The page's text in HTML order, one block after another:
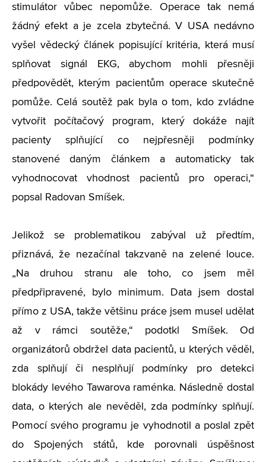
stimulátor vůbec nepomůže. Operace tak nemá
žádný efekt a je zcela zbytečná. V USA nedávno
vyšel vědecký článek popisující kritéria, která musí
splňovat signál EKG, abychom mohli přesněji
předpovědět, kterým pacientům operace skutečně
pomůže. Celá soutěž pak byla o tom, kdo zvládne
vytvořit počítačový program, který dokáže najít
pacienty splňující co nejpřesněji podmínky
stanovené daným článkem a automaticky tak
vyhodnocovat vhodnost pacientů pro operaci,“
popsal Radovan Smíšek.
Jelikož se problematikou zabýval už předtím,
přiznává, že nezačínal takzvaně na zelené louce.
„Na druhou stranu ale toho, co jsem měl
předpřipravené, bylo minimum. Data jsem dostal
přímo z USA, takže většinu práce jsem musel udělat
až v rámci soutěže,“ podotkl Smíšek. Od
organizátorů obdržel data pacientů, u kterých věděl,
zda splňují či nesplňují podmínky pro detekci
blokády levého Tawarova raménka. Následně dostal
data, o kterých ale nevěděl, zda podmínky splňují.
Pomocí svého programu je vyhodnotil a poslal zpět
do Spojených států, kde porovnali úspěšnost